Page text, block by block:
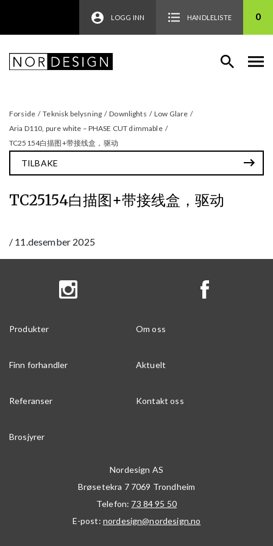
LOGG INN HANDLELISTE 0
Forside / Teknisk belysning / Downlights / Low Glare /
Aria D110, pure white – PHASE CUT dimmable /
TC25154白描图+带接线盒，驱动
TILBAKE
TC25154白描图+带接线盒，驱动
/ 11.desember 2025
Produkter Om oss
Finn forhandler Aktuelt
Referanser Kontakt oss
Brosjyrer
Nordesign AS
Brøsetekra 7 7069 Trondheim
Telefon: 73 84 95 50
E-post: nordesign@nordesign.no